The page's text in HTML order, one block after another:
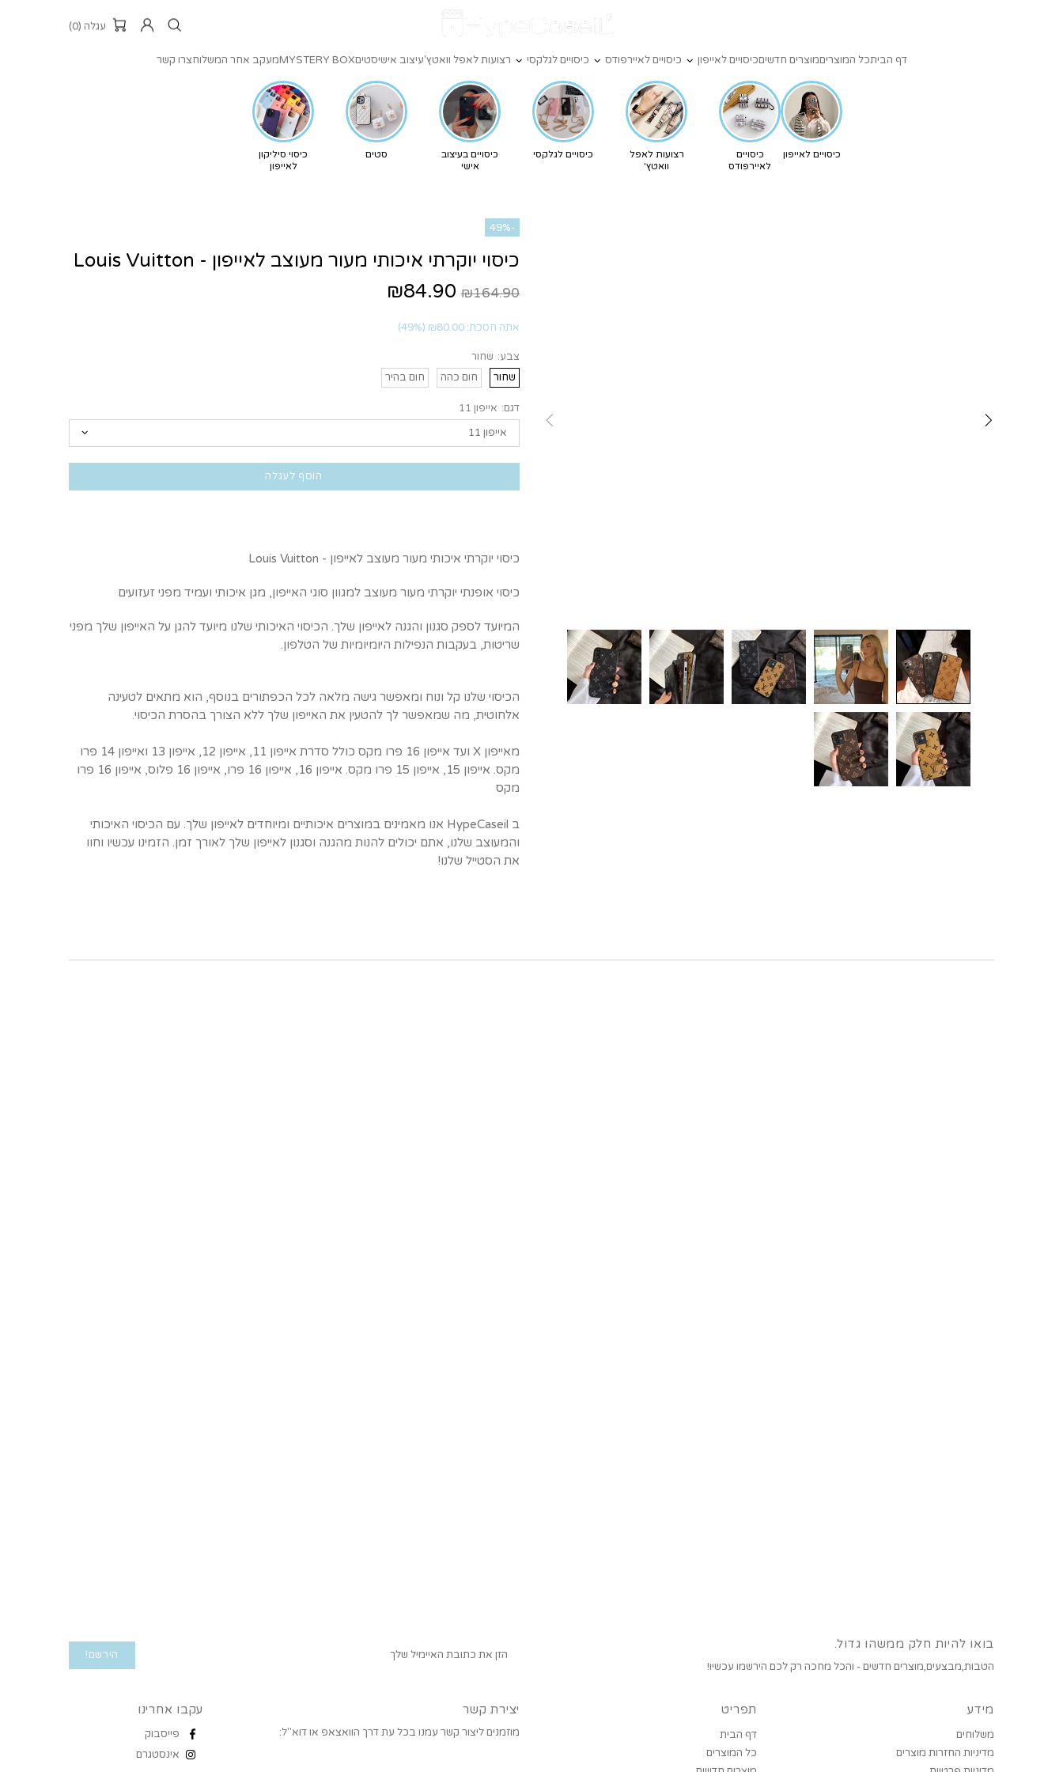
עגלה (0)
דף הביתכל המוצריםמוצרים חדשיםכיסויים לאייפון כיסויים לאיירפודס כיסויים לגלקסי רצועות לאפל וואטץ'עיצוב אישיסטיםMYSTERY BOXמעקב אחר המשלוחצרו קשר
כיסויים לאייפון
כיסויים
לאיירפודס
רצועות לאפל
וואטץ'
כיסויים לגלקסי
כיסויים בעיצוב
אישי
סטים
כיסוי סיליקון
לאייפון
-49%
כיסוי יוקרתי איכותי מעור מעוצב לאייפון - Louis Vuitton
₪164.90
₪84.90
אתה חסכת: ₪80.00
(49%)
צבע: שחור
שחור
חום כהה חום בהיר
דגם: אייפון 11
הוסף לעגלה
כיסוי יוקרתי איכותי מעור מעוצב לאייפון - Louis Vuitton
כיסוי אופנתי יוקרתי מעור מעוצב למגוון סוגי האייפון, מגן איכותי ועמיד מפני זעזועים
המיועד לספק סגנון והגנה לאייפון שלך. הכיסוי האיכותי שלנו מיועד להגן על האייפון שלך מפני
שריטות, בעקבות הנפילות היומיומיות של הטלפון.
הכיסוי שלנו קל ונוח ומאפשר גישה מלאה לכל הכפתורים בנוסף, הוא מתאים לטעינה
אלחוטית, מה שמאפשר לך להטעין את האייפון שלך ללא הצורך בהסרת הכיסוי.
מאייפון X ועד אייפון 16 פרו מקס כולל סדרת אייפון 11, אייפון 12, אייפון 13 ואייפון 14 פרו
מקס. אייפון 15, אייפון 15 פרו מקס. אייפון 16, אייפון 16 פרו, אייפון 16 פלוס, אייפון 16 פרו
מקס
ב HypeCaseil אנו מאמינים במוצרים איכותיים ומיוחדים לאייפון שלך. עם הכיסוי האיכותי
והמעוצב שלנו, אתם יכולים להנות מהגנה וסגנון לאייפון שלך לאורך זמן. הזמינו עכשיו וחוו
את הסטייל שלנו!
בואו להיות חלק ממשהו גדול.
הטבות,מבצעים,מוצרים חדשים - והכל מחכה רק לכם הירשמו עכשיו!
מידע
משלוחים
מדיניות החזרות מוצרים
תפריט
דף הבית
כל המוצרים
יצירת קשר
מוזמנים ליצור קשר עמנו בכל עת דרך הוואצאפ או דוא"ל:
עקבו אחרינו
פייסבוק
אינסטגרם